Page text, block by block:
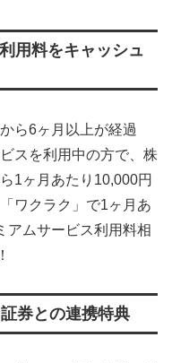
用料をキャッシュ
ら6ヶ月以上が経過
スを利用中の方で、株
1ヶ月あたり10,000円
ワクラク」で1ヶ月あ
アムサービス利用料相
券との連携特典